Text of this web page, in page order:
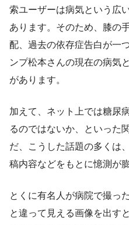
索ユーザーは病気という広
あります。そのため、膝の
配、過去の依存症告白が一
ンプ松本さんの現在の病気
があります。
加えて、ネット上では糖尿
るのではないか、といった
だ、こうした話題の多くは
稿内容などをもとに憶測が
とくに有名人が病院で撮っ
と違って見える画像を出す